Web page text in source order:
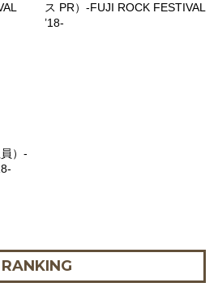
ス PR）-FUJI ROCK FESTIVAL
’18-
）-
RANKING